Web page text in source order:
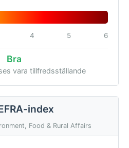
4 5 6
Bra
vara tillfredsställande
index
Food & Rural Affairs